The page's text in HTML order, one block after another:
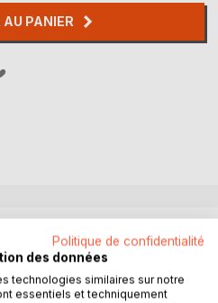
PANIER
en anglais en associant
Politique de confidentialité
des données
technologies similaires sur notre
essentiels et techniquement